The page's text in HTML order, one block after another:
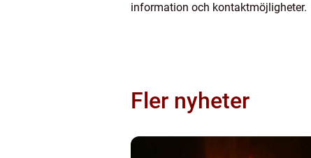
information och kontaktmöjligheter.
Fler nyheter